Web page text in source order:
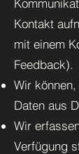
Kontakt
mit einem
Feedback).
Wir
Daten aus
Wir
Verfügung